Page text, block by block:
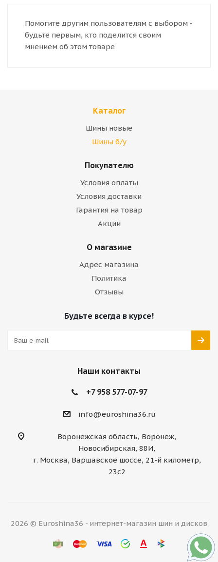
Помогите другим пользователям с выбором -
будьте первым, кто поделится своим
мнением об этом товаре
Каталог
Шины новые
Шины б/у
Покупателю
Условия оплаты
Условия доставки
Гарантия на товар
Акции
О магазине
Адрес магазина
Политика
Отзывы
Будьте всегда в курсе!
Наши контакты
+7 958 577-07-97
info@euroshina36.ru
Воронежская область, Воронеж,
Новосибирская, 88И,
г. Москва, Варшавское шоссе, 21-й километр,
23с2
2026 © Euroshina36 - интернет-магазин шин и дисков